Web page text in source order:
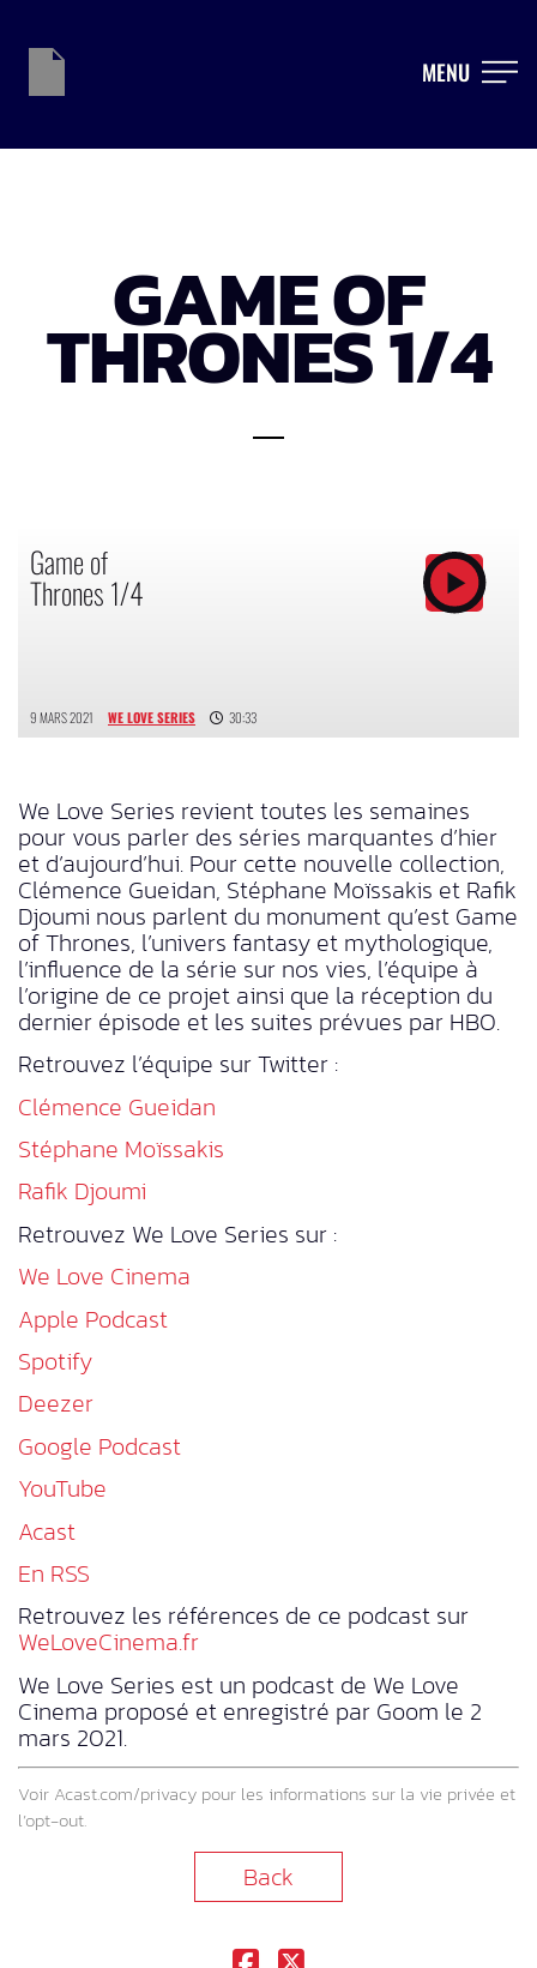
MENU
GAME OF
THRONES 1/4
Game of
Thrones 1/4
9 MARS 2021 WE LOVE SERIES 30:33
We Love Series revient toutes les semaines
pour vous parler des séries marquantes d’hier
et d’aujourd’hui. Pour cette nouvelle collection,
Clémence Gueidan, Stéphane Moïssakis et Rafik
Djoumi nous parlent du monument qu’est Game
of Thrones, l’univers fantasy et mythologique,
l’influence de la série sur nos vies, l’équipe à
l’origine de ce projet ainsi que la réception du
dernier épisode et les suites prévues par HBO.
Retrouvez l’équipe sur Twitter :
Clémence Gueidan
Stéphane Moïssakis
Rafik Djoumi
Retrouvez We Love Series sur :
We Love Cinema
Apple Podcast
Spotify
Deezer
Google Podcast
YouTube
Acast
En RSS
Retrouvez les références de ce podcast sur
WeLoveCinema.fr
We Love Series est un podcast de We Love
Cinema proposé et enregistré par Goom le 2
mars 2021.
Voir Acast.com/privacy pour les informations sur la vie privée et
l’opt-out.
Back